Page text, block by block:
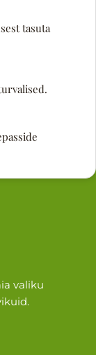
tasuta
valiku